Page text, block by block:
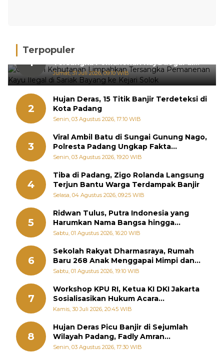
Terpopuler
1
Gakkum Kehutanan Limpahkan
Tersangka Pemanenan Kayu Ilegal di
Sariak Bayang ke Kejari Solok
Jumat, 31 Juli 2026, 09:10 WIB
2
Hujan Deras, 15 Titik Banjir Terdeteksi di
Kota Padang
Senin, 03 Agustus 2026, 17:10 WIB
3
Viral Ambil Batu di Sungai Gunung Nago,
Polresta Padang Ungkap Fakta
Sebenarnya
Senin, 03 Agustus 2026, 19:20 WIB
4
Tiba di Padang, Zigo Rolanda Langsung
Terjun Bantu Warga Terdampak Banjir
Selasa, 04 Agustus 2026, 09:25 WIB
5
Ridwan Tulus, Putra Indonesia yang
Harumkan Nama Bangsa hingga
Diabadikan dalam Buku Jepang
Sabtu, 01 Agustus 2026, 16:20 WIB
6
Sekolah Rakyat Dharmasraya, Rumah
Baru 268 Anak Menggapai Mimpi dan
Memutus Rantai Kemiskinan
Sabtu, 01 Agustus 2026, 19:10 WIB
7
Workshop KPU RI, Ketua KI DKI Jakarta
Sosialisasikan Hukum Acara
Penyelesaian Sengketa Informasi Publik
Kamis, 30 Juli 2026, 20:45 WIB
8
Hujan Deras Picu Banjir di Sejumlah
Wilayah Padang, Fadly Amran
Perintahkan OPD Siaga
Senin, 03 Agustus 2026, 17:30 WIB